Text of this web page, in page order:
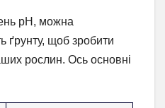
pH, можна
ґрунту, щоб зробити
рослин. Ось основні